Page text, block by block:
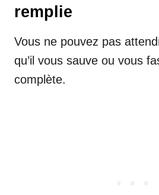
remplie
Vous ne pouvez pas
qu’il vous sauve ou vous
complète.